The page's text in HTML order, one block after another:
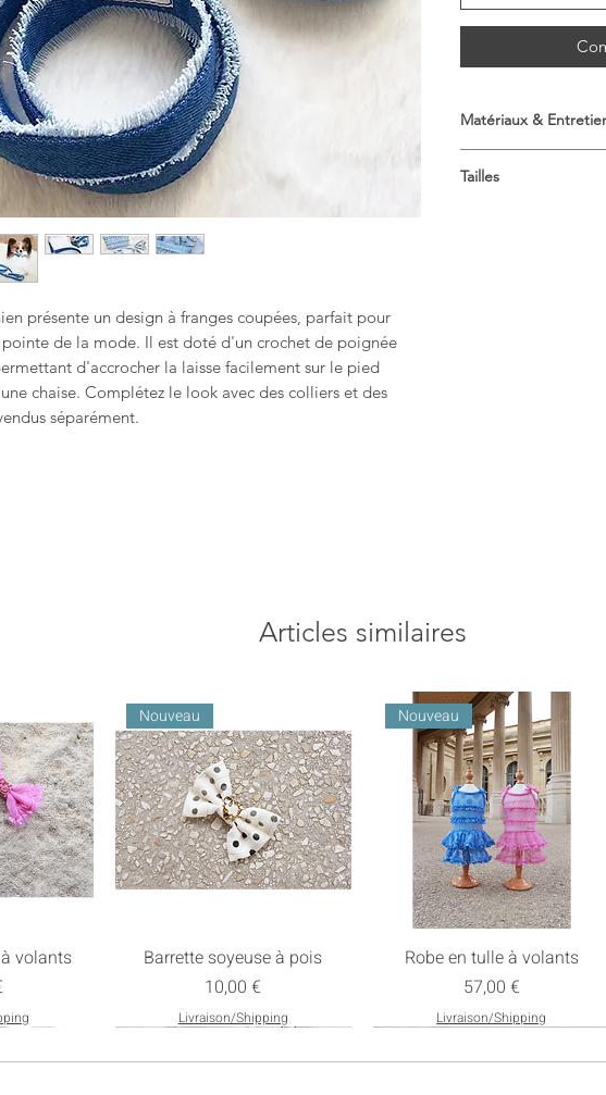
présente un design à franges coupées, parfait pour
de la mode. Il est doté d'un crochet de poignée
d'accrocher la laisse facilement sur le pied
chaise. Complétez le look avec des colliers et des
séparément.
Matériaux &
Coton 100%
Tailles
Articles similaires
volants
Nouveau
Barrette soyeuse à pois
Prix
10,00 €
Livraison/Shipping
Nouveau
Robe en tulle à volants
Prix
57,00 €
Livraison/Shipping